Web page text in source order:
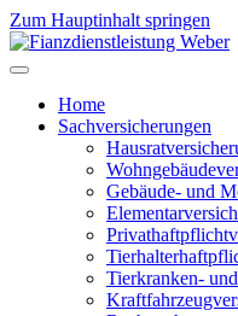
Zum Hauptinhalt springen
Home
Sachversicherungen
Gebäude- und
Tierkranken-